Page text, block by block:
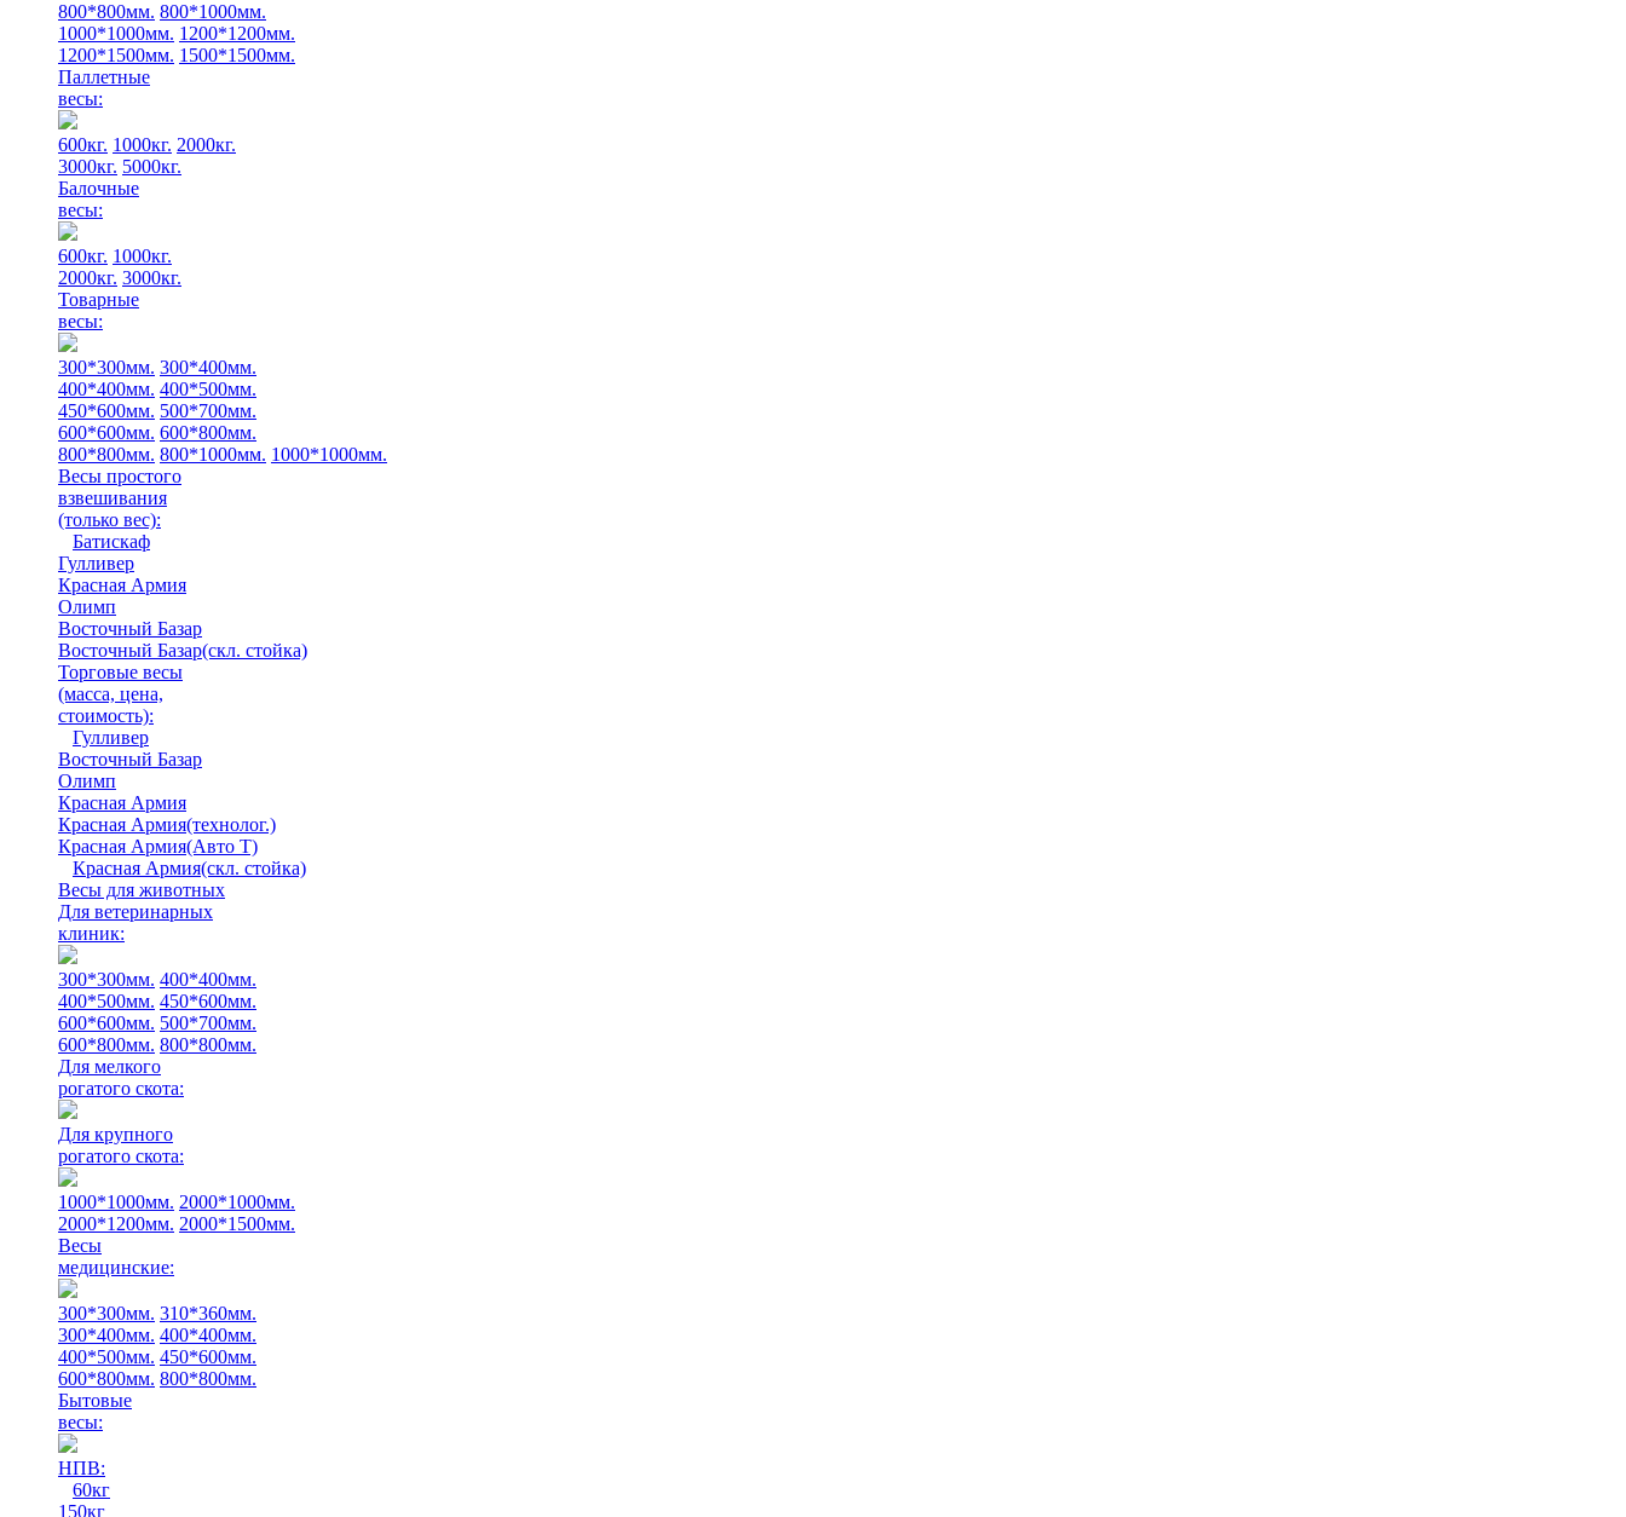
800*800мм. 800*1000мм.
1000*1000мм. 1200*1200мм.
1200*1500мм. 1500*1500мм.
Паллетные
весы:
600кг. 1000кг. 2000кг.
3000кг. 5000кг.
Балочные
весы:
600кг. 1000кг.
2000кг. 3000кг.
Товарные
весы:
300*300мм. 300*400мм.
400*400мм. 400*500мм.
450*600мм. 500*700мм.
600*600мм. 600*800мм.
800*800мм. 800*1000мм. 1000*1000мм.
Весы простого
взвешивания
(только вес):
Батискаф
Гулливер
Красная Армия
Олимп
Восточный Базар
Восточный Базар(скл. стойка)
Торговые весы
(масса, цена,
стоимость):
Гулливер
Восточный Базар
Олимп
Красная Армия
Красная Армия(технолог.)
Красная Армия(Авто Т)
Красная Армия(скл. стойка)
Весы для животных
Для ветеринарных
клиник:
300*300мм. 400*400мм.
400*500мм. 450*600мм.
600*600мм. 500*700мм.
600*800мм. 800*800мм.
Для мелкого
рогатого скота:
Для крупного
рогатого скота:
1000*1000мм. 2000*1000мм.
2000*1200мм. 2000*1500мм.
Весы
медицинские:
300*300мм. 310*360мм.
300*400мм. 400*400мм.
400*500мм. 450*600мм.
600*800мм. 800*800мм.
Бытовые
весы:
НПВ:
60кг
150кг